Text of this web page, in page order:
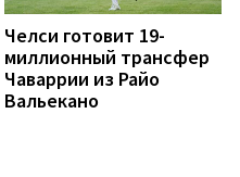
Челси готовит 19-
миллионный трансфер
Чаваррии из Райо
Вальекано